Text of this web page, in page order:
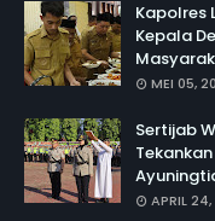
Kapolres
Kepala
MEI 05,
Sertijab
APRIL